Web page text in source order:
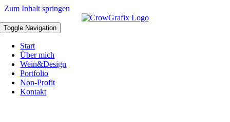
Zum Inhalt springen
Toggle Navigation
Start
Über mich
Wein&Design
Portfolio
Non-Profit
Kontakt